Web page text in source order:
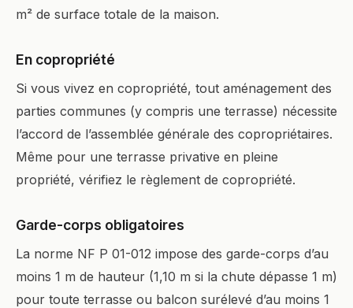
m² de surface totale de la maison.
En copropriété
Si vous vivez en copropriété, tout aménagement des
parties communes (y compris une terrasse) nécessite
l’accord de l’assemblée générale des copropriétaires.
Même pour une terrasse privative en pleine
propriété, vérifiez le règlement de copropriété.
Garde-corps obligatoires
La norme NF P 01-012 impose des garde-corps d’au
moins 1 m de hauteur (1,10 m si la chute dépasse 1 m)
pour toute terrasse ou balcon surélevé d’au moins 1